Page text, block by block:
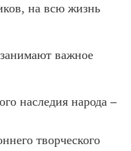
на всю жизнь
важное
наследия народа –
творческого